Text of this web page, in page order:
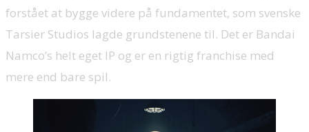
forstået at bygge videre på fundamentet, som svenske
Tarsier Studios lagde grundstenene til. Det er Bandai
Namco’s helt eget IP og er en rigtig franchise med
mere end bare spil.